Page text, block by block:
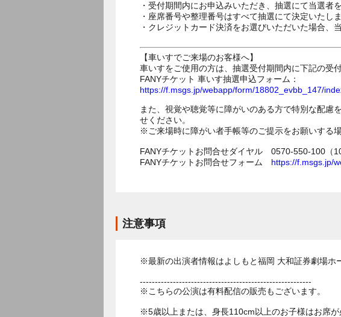
・受付期間内にお申込みいただき、抽選にて当選者
・座席番号や整理番号はすべて抽選にて決定いたし
・クレジットカード決済をお選びいただいた場合、
【車いすでご来場のお客様へ】
車いすをご使用の方は、抽選受付期間内に下記の受
FANYチケット 車いす抽選申込フォーム：
https://f.msgs.jp/webapp/form/18802_evbb_147/
また、視覚や聴覚等に障がいのある方で特別な配慮
せください。
※ご来場時に障がい者手帳等のご提示をお願いする場
FANYチケットお問合せダイヤル 0570-550-100（
FANYチケットお問合せフォーム https://f.msgs.jp/
注意事項
※最新の出演者情報はよしもと福岡 大和証券劇場ホ
---------------------------------------------------------
※こちらの公演は有料配信の販売もございます。
※5歳以上または、身長110cm以上のお子様はお席が